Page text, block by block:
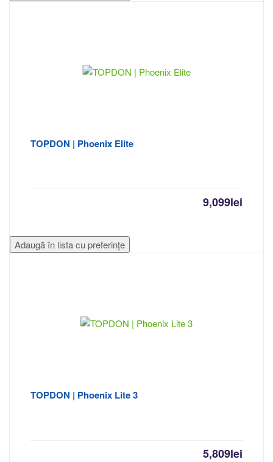
TOPDON | Phoenix Elite
9,099lei
Adaugă în lista cu preferințe
TOPDON | Phoenix Lite 3
5,809lei